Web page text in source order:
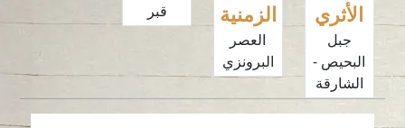
الأثري
جبل
البحيص -
الشارقة
الزمنية
العصر
البرونزي
قبر